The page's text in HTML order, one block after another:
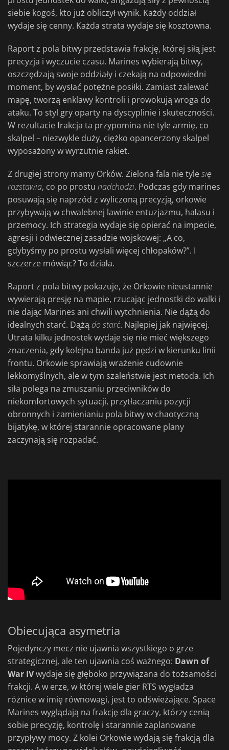
siebie kogoś, kto już obliczył wynik. Każdy oddział
wydaje się cenny. Każda strata wydaje się kosztowna.
Raport z pola bitwy przedstawia frakcję, której siłą jest
precyzja i wyczucie czasu. Marines wybierają bitwy,
oszczędzają swoje oddziały i czekają na odpowiedni
moment, by wysłać potężne posiłki. Zamiast zalewać
mapę, tworzą enklawy kontroli i prowokują wroga do
ataku. To styl gry oparty na dyscyplinie i skuteczności.
W rezultacie frakcja ta przypomina nie tyle armię, co
skalpel – niezwykle duży, ciężko opancerzony skalpel
wyposażony w wyrzutnie rakiet.
Z drugiej strony mamy Orków. Zielona fala nie tylesię
rozstawia, co po prostu nadchodzi. Podczas gdy marines
posuwają się naprzód z wyliczoną precyzją, orkowie
przybywają w chwalebnej lawinie entuzjazmu, hałasu i
przemocy. Ich strategia wydaje się opierać na impecie,
agresji i odwiecznej zasadzie wojskowej: „A co,
gdybyśmy po prostu wysłali więcej chłopaków?”. I
szczerze mówiąc? To działa.
Raport z pola bitwy pokazuje, że Orkowie nieustannie
wywierają presję na mapie, rzucając jednostki do walki i
nie dając Marines ani chwili wytchnienia. Nie dążą do
idealnych starć. Dążądo starć. Najlepiej jak najwięcej.
Utrata kilku jednostek wydaje się nie mieć większego
znaczenia, gdy kolejna banda już pędzi w kierunku linii
frontu. Orkowie sprawiają wrażenie cudownie
lekkomyślnych, ale w tym szaleństwie jest metoda. Ich
siła polega na zmuszaniu przeciwników do
niekomfortowych sytuacji, przytłaczaniu pozycji
obronnych i zamienianiu pola bitwy w chaotyczną
bijatykę, w której starannie opracowane plany
zaczynają się rozpadać.
Obiecująca asymetria
Pojedynczy mecz nie ujawnia wszystkiego o grze
strategicznej, ale ten ujawnia coś ważnego: Dawn of
War IVwydaje się głęboko przywiązana do tożsamości
frakcji. A w erze, w której wiele gier RTS wygładza
różnice w imię równowagi, jest to odświeżające. Space
Marines wyglądają na frakcję dla graczy, którzy cenią
sobie precyzję, kontrolę i starannie zaplanowane
przypływy mocy. Z kolei Orkowie wydają się frakcją dla